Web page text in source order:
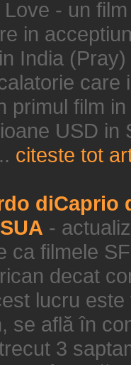
- un
in
India
primul film
USD in
citeste tot
diCaprio
-
ca filmele
decat
lucru
se află în
3